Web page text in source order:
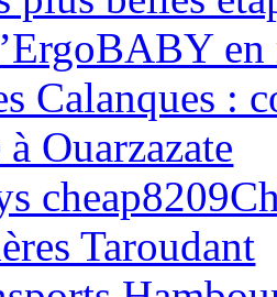
en
Calanques :
Ouarzazate
Taroudant